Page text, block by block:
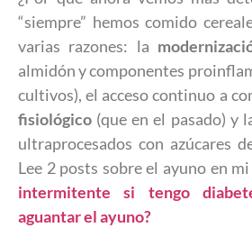
“siempre” hemos comido
varias razones: la
almidón y componentes
cultivos), el acceso continuo a
fisiológico (que en el pasado) y
ultraprocesados con azúcares
Lee 2 posts sobre el ayuno en
intermitente si tengo
aguantar el ayuno?